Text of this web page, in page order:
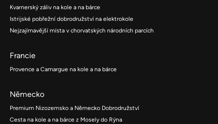
Kvarnerský záliv na kole a na bárce
Istrijské pobřežní dobrodružství na elektrokole
Nejzajímavější místa v chorvatských národních parcích
Francie
Provence a Camargue na kole a na bárce
Německo
Premium Nizozemsko a Německo Dobrodružství
Cesta na kole a na bárce z Mosely do Rýna